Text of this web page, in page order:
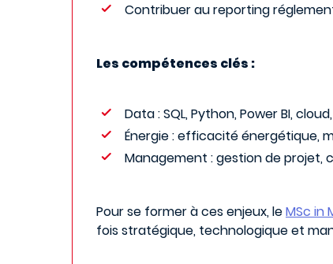
Contribuer au reporting
Les compétences clés :
Data : SQL, Python, Power BI,
Énergie : efficacité énergétique,
Management : gestion de projet,
Pour se former à ces enjeux, leMSc in
fois stratégique, technologique et